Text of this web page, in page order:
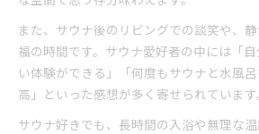
また、サウナ後のリビングでの談笑や、
福の時間です。サウナ愛好者の中には「
い体験ができる」「何度もサウナと水風
高」といった感想が多く寄せられています
サウナ好きでも、長時間の入浴や無理な